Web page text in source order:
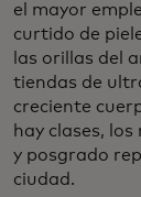
el mayor
curtido de
las orillas del
tiendas de
creciente
hay clases,
y posgrado
ciudad.